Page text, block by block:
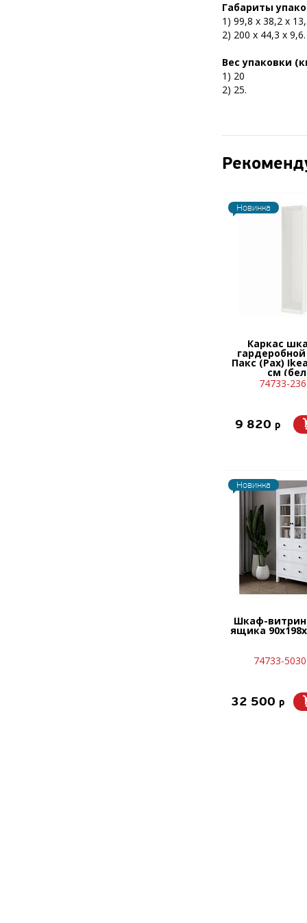
Габариты
1) 99,8 х 38,2 х
2) 200 х 44,3 х 9,6.
Вес упаковки
1) 20
2) 25.
Новинка
Каркас
Пакс (Pax)
см
74733-
9 820 p
Новинка
Шкаф-
ящика
74733-
32 500 p